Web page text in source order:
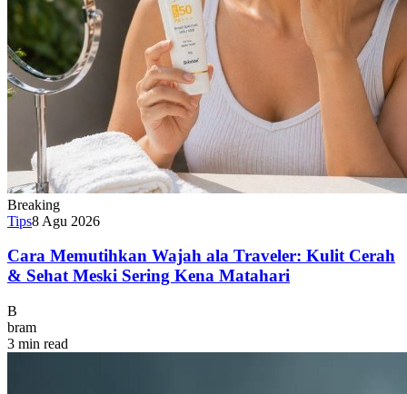
Breaking
Tips8 Agu 2026
Cara Memutihkan Wajah ala Traveler: Kulit Cerah
& Sehat Meski Sering Kena Matahari
B
bram
3 min read